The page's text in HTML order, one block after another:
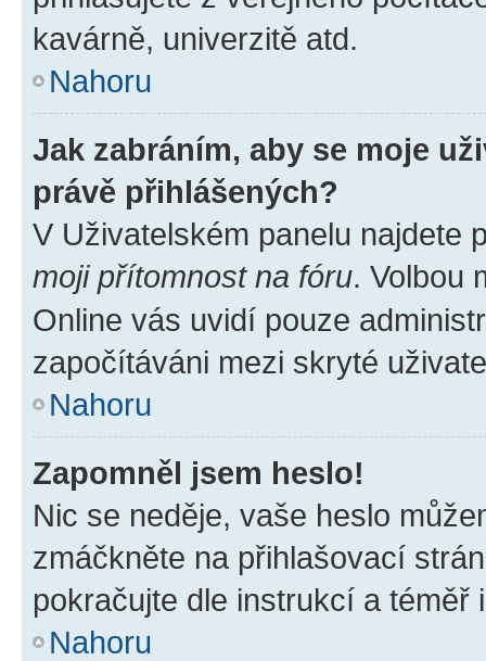
kavárně, univerzitě atd.
Nahoru
Jak zabráním, aby se moje
právě přihlášených?
V Uživatelském panelu najdete
moji přítomnost na fóru. Volbou
Online vás uvidí pouze
započítáváni mezi skryté
Nahoru
Zapomněl jsem heslo!
Nic se neděje, vaše heslo
zmáčkněte na přihlašovací
pokračujte dle instrukcí a téměř
Nahoru